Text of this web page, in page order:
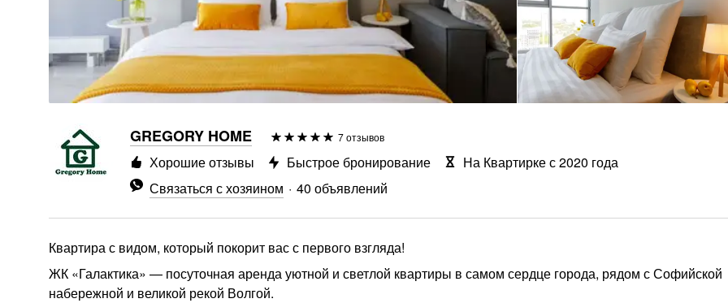
GREGORY HOME 7 отзывов
Связаться с хозяином 40 объявлений
Хорошие отзывы Быстрое бронирование На Квартирке с 2020 года
Квартира с видом, который покорит вас с первого взгляда!
ЖК «Галактика» — посуточная аренда уютной и светлой квартиры в самом сердце города, рядом с Софийской
набережной и великой рекой Волгой.